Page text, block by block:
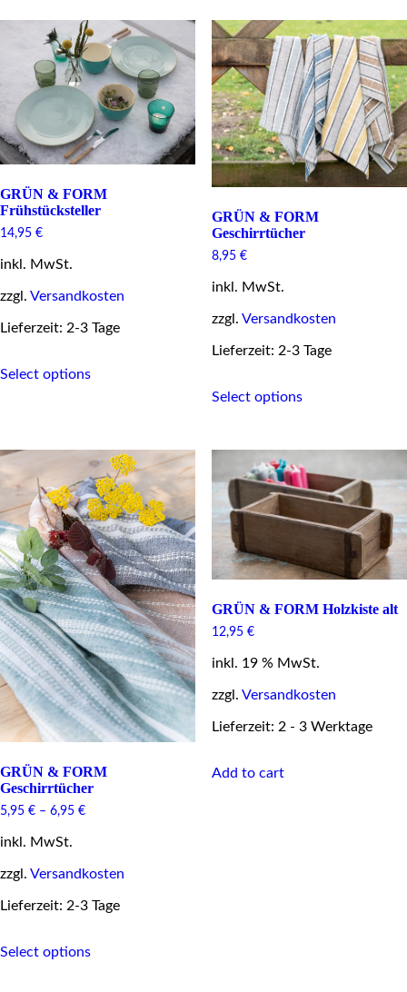
may
be
chosen
on
the
product
page
variants.
The
options
may
be
chosen
on
the
product
page
GRÜN & FORM
Frühstücksteller
14,95 €
inkl. MwSt.
zzgl. Versandkosten
Lieferzeit: 2-3 Tage
Select optionsproduct
options
may
be
chosen
on
the
product
page
GRÜN & FORM
Geschirrtücher
8,95 €
inkl. MwSt.
zzgl. Versandkosten
Lieferzeit: 2-3 Tage
Select optionsproduct
variants.
The
options
may
be
chosen
the
page
GRÜN & FORM
Geschirrtücher
5,95 € – 6,95 €
inkl. MwSt.
zzgl. Versandkosten
Lieferzeit: 2-3 Tage
Select optionsproduct
GRÜN & FORM Holzkiste alt
12,95 €
inkl. 19 % MwSt.
zzgl. Versandkosten
Lieferzeit: 2 - 3 Werktage
Add to cart